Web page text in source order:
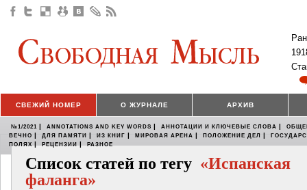
СВЕЖИЙ НОМЕР О ЖУРНАЛЕ АРХИВ
№1/2021 | ANNOTATIONS AND KEY WORDS | АННОТАЦИИ И КЛЮЧЕВЫЕ СЛОВА |
ВЕЧНО | ДЛЯ ПАМЯТИ | ИЗ КНИГ | МИРОВАЯ АРЕНА | ПОЛОЖЕНИЕ ДЕЛ |
ПОЛЯХ | РЕЦЕНЗИИ | РАЗНОЕ
Список статей по тегу «Испанская
фаланга»